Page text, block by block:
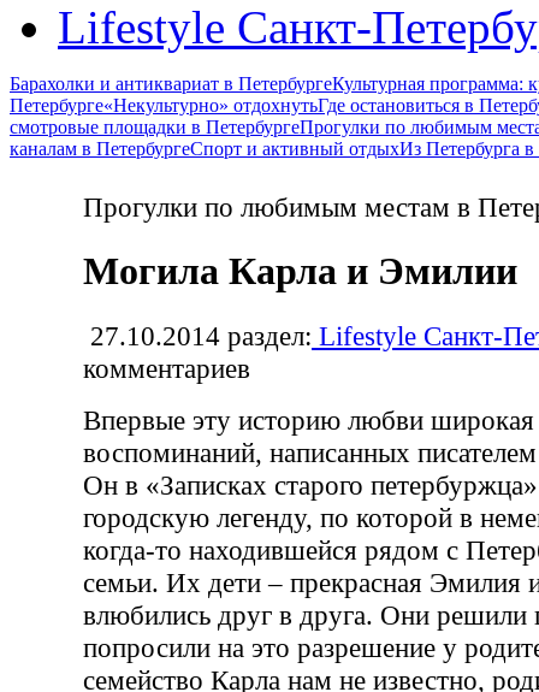
Lifestyle Санкт-
Барахолки и антиквариат в ПетербургеКультурная программа:
Петербурге«Некультурно» отдохнутьГде остановиться в
смотровые площадки в ПетербургеПрогулки по любимым
каналам в ПетербургеСпорт и активный отдыхИз Петербурга
Прогулки по любимым местам в
Могила Карла и Эмилии
27.10.2014 раздел: Lifestyle Санкт-
комментариев
Впервые эту историю любви широкая
воспоминаний, написанных
Он в «Записках старого
городскую легенду, по которой в
когда-то находившейся рядом с
семьи. Их дети – прекрасная
влюбились друг в друга. Они решили
попросили на это разрешение у
семейство Карла нам не известно,